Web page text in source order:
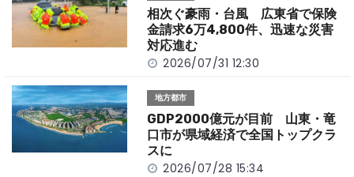
相次ぐ豪雨・台風 広東省で保険
金請求6万4,800件、迅速な災害
対応進む
2026/07/31 12:30
地方都市
GDP2000億元が目前 山東・竜
口市が県域経済で全国トップクラ
スに
2026/07/28 15:34